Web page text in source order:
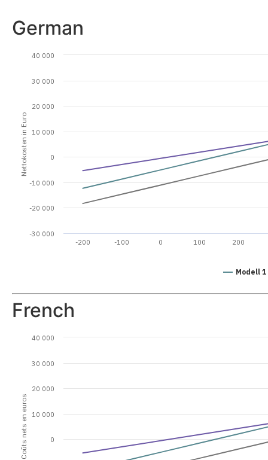
German
Nettokosten in Euro
Modell 1
-200 -100 0 100 200
-30 000
-20 000
-10 000
0
10 000
20 000
30 000
40 000
French
Coûts nets en euros 0
10 000
20 000
30 000
40 000